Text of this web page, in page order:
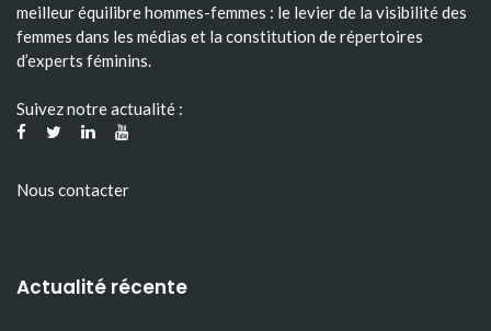
meilleur équilibre hommes-femmes : le levier de la visibilité des
femmes dans les médias et la constitution de répertoires
d’experts féminins.
Suivez notre actualité :
Nous contacter
Actualité récente